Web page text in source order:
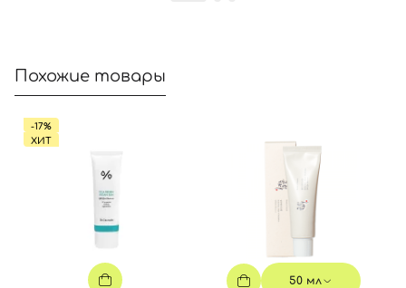
Похожие товары
-17%
ХИТ
50 мл
Отправляя форму для авторизации/регистрации, вы
принимаете условия
Войти с помощью e-mail